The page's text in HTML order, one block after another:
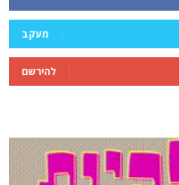
מעקב
להירשם